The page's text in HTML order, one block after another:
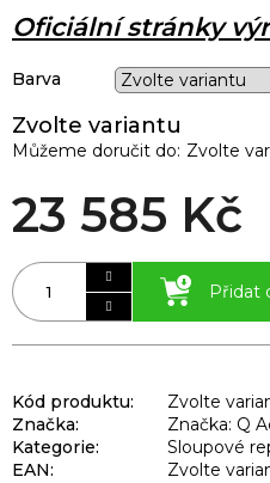
Zvolte variantu
Můžeme doručit do: Zvolte
23 585 Kč
Přidat
Barva
Oficiální stránky
Kód produktu:
Zvolte
Značka:
Značka: Q
Kategorie:
Sloupové
EAN: Zvolte